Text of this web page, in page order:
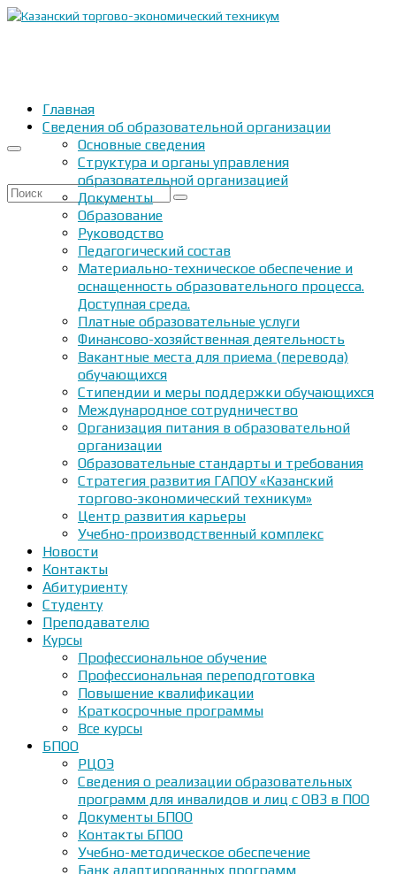
Искать:
Главная
Сведения об образовательной организации
Основные сведения
Структура и органы управления
образовательной организацией
Документы
Образование
Руководство
Педагогический состав
Материально-техническое обеспечение и
оснащенность образовательного процесса.
Доступная среда.
Платные образовательные услуги
Финансово-хозяйственная деятельность
Вакантные места для приема (перевода)
обучающихся
Стипендии и меры поддержки обучающихся
Международное сотрудничество
Организация питания в образовательной
организации
Образовательные стандарты и требования
Стратегия развития ГАПОУ «Казанский
торгово-экономический техникум»
Центр развития карьеры
Учебно-производственный комплекс
Новости
Контакты
Абитуриенту
Студенту
Преподавателю
Курсы
Профессиональное обучение
Профессиональная переподготовка
Повышение квалификации
Краткосрочные программы
Все курсы
БПОО
РЦОЭ
Сведения о реализации образовательных
программ для инвалидов и лиц с ОВЗ в ПОО
Документы БПОО
Контакты БПОО
Учебно-методическое обеспечение
Банк адаптированных программ